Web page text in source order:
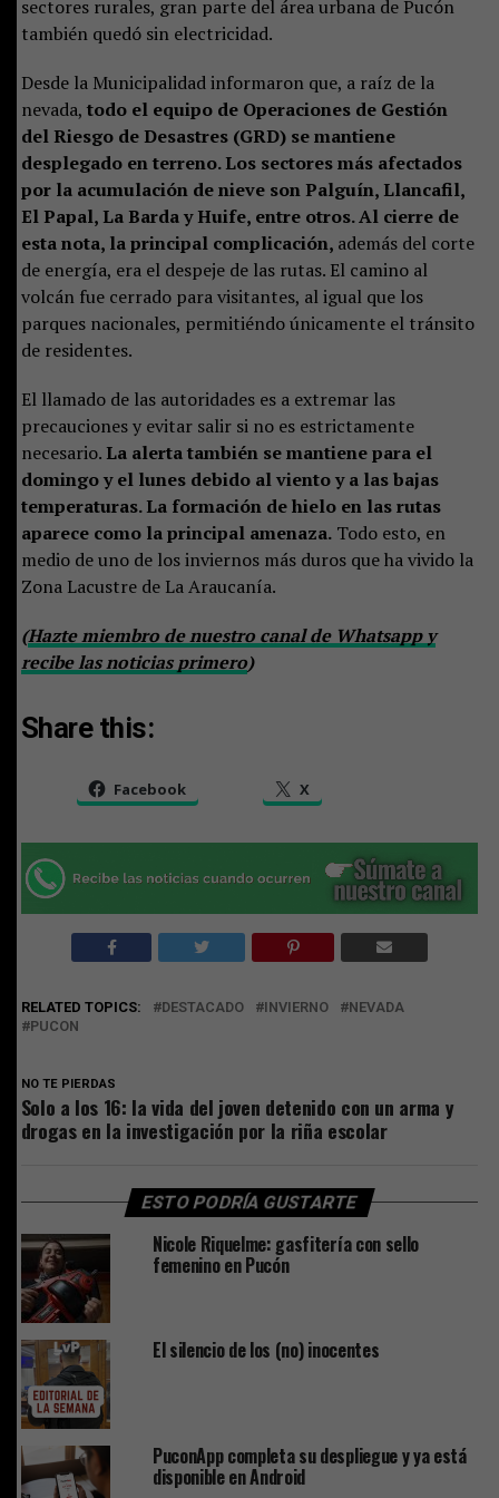
sectores rurales, gran parte del área urbana de Pucón
también quedó sin electricidad.
Desde la Municipalidad informaron que, a raíz de la
nevada, todo el equipo de Operaciones de Gestión
del Riesgo de Desastres (GRD) se mantiene
desplegado en terreno. Los sectores más afectados
por la acumulación de nieve son Palguín, Llancafil,
El Papal, La Barda y Huife, entre otros. Al cierre de
esta nota, la principal complicación, además del corte
de energía, era el despeje de las rutas. El camino al
volcán fue cerrado para visitantes, al igual que los
parques nacionales, permitiéndo únicamente el tránsito
de residentes.
El llamado de las autoridades es a extremar las
precauciones y evitar salir si no es estrictamente
necesario. La alerta también se mantiene para el
domingo y el lunes debido al viento y a las bajas
temperaturas. La formación de hielo en las rutas
aparece como la principal amenaza.Todo esto, en
medio de uno de los inviernos más duros que ha vivido la
Zona Lacustre de La Araucanía.
(Hazte miembro de nuestro canal de Whatsapp y
recibe las noticias primero)
Share this:
Facebook X
RELATED TOPICS: DESTACADO INVIERNO
NEVADA
PUCON
NO TE PIERDAS
Solo a los 16: la vida del joven detenido con un arma y
drogas en la investigación por la riña escolar
ESTO PODRÍA GUSTARTE
Nicole Riquelme: gasfitería con sello
femenino en Pucón
El silencio de los (no) inocentes
PuconApp completa su despliegue y ya está
disponible en Android